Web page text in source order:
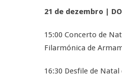
21 de dezembro |
15:00 Concerto de
Filarmónica de
16:30 Desfile de